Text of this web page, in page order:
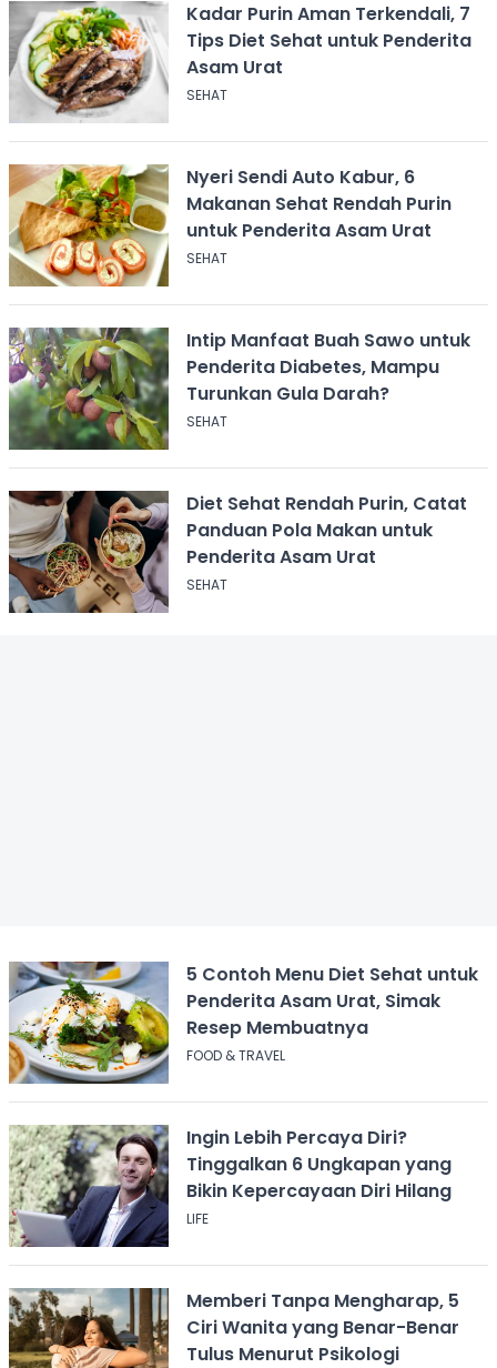
Kadar Purin Aman Terkendali, 7
Tips Diet Sehat untuk Penderita
Asam Urat
SEHAT
Nyeri Sendi Auto Kabur, 6
Makanan Sehat Rendah Purin
untuk Penderita Asam Urat
SEHAT
Intip Manfaat Buah Sawo untuk
Penderita Diabetes, Mampu
Turunkan Gula Darah?
SEHAT
Diet Sehat Rendah Purin, Catat
Panduan Pola Makan untuk
Penderita Asam Urat
SEHAT
5 Contoh Menu Diet Sehat untuk
Penderita Asam Urat, Simak
Resep Membuatnya
FOOD & TRAVEL
Ingin Lebih Percaya Diri?
Tinggalkan 6 Ungkapan yang
Bikin Kepercayaan Diri Hilang
LIFE
Memberi Tanpa Mengharap, 5
Ciri Wanita yang Benar-Benar
Tulus Menurut Psikologi